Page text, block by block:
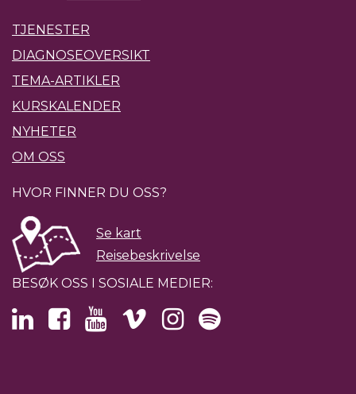
TJENESTER
DIAGNOSEOVERSIKT
TEMA-ARTIKLER
KURSKALENDER
NYHETER
OM OSS
HVOR FINNER DU OSS?
Se kart
Reisebeskrivelse
BESØK OSS I SOSIALE MEDIER: